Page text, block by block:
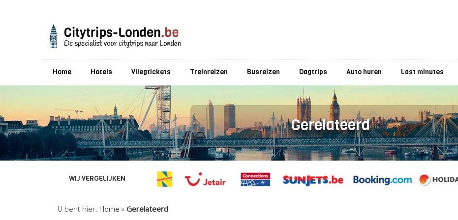
Home Hotels Vliegtickets Treinreizen Busreizen Dagtrips Auto huren Last minutes
Gerelateerd
WIJ VERGELIJKEN
U bent hier: Home » Gerelateerd